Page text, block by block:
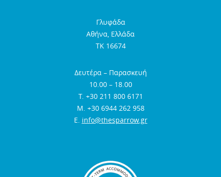
Γλυφάδα
Αθήνα, Ελλάδα
TK 16674
Δευτέρα – Παρασκευή
10.00 – 18.00
Τ. +30 211 800 6171
Μ. +30 6944 262 958
E. info@thesparrow.gr